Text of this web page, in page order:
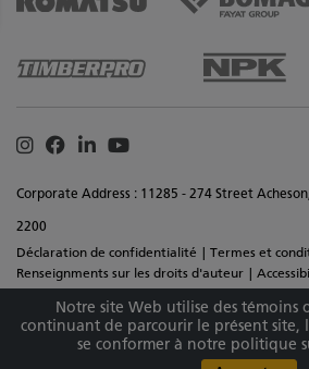
Corporate Address : 11285 - 274 Street
2200
Déclaration de confidentialité
Termes et
Renseignments sur les droits d'auteur
Copyright © 2026 Équipement SMS Inc Tous
spécifications sont sujets à changement sans
Instagram
Facebook
LinkedinYoutube
Notre site Web utilise des témoins
continuant de parcourir le présent site,
se conformer à notre politique